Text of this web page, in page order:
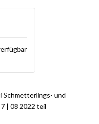
Schmetterlings- und
| 08 2022 teil